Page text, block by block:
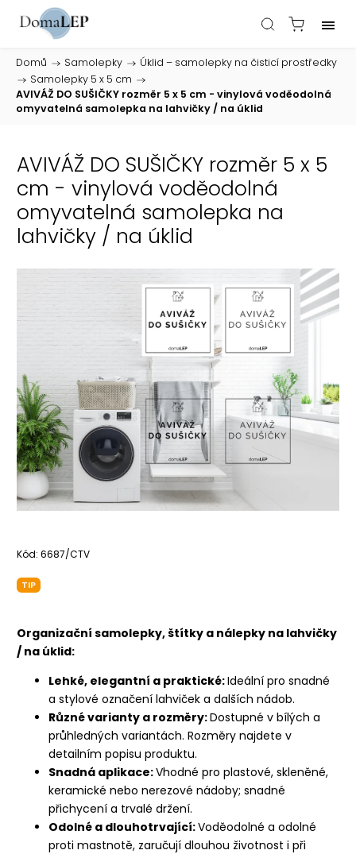
Domů / Samolepky /
Úklid – samolepky na čisticí prostředky
/
Samolepky 5 x 5 cm /
AVIVÁŽ DO SUŠIČKY rozměr 5 x 5 cm - vinylová voděodolná
omyvatelná samolepka na lahvičky / na úklid
AVIVÁŽ DO SUŠIČKY rozměr 5 x 5
cm - vinylová voděodolná
omyvatelná samolepka na
lahvičky / na úklid
Kód: 6687/CTV
TIP
Organizační samolepky, štítky a nálepky na lahvičky
/ na úklid:
Lehké, elegantní a praktické:Ideální pro snadné
a stylové označení lahviček a dalších nádob.
Různé varianty a rozměry:Dostupné v bílých a
průhledných variantách. Rozměry najdete v
detailním popisu produktu.
Snadná aplikace:Vhodné pro plastové, skleněné,
keramické nebo nerezové nádoby; snadné
přichycení a trvalé držení.
Odolné a dlouhotrvající:Voděodolné a odolné
proti mastnotě, zaručují dlouhou životnost i při